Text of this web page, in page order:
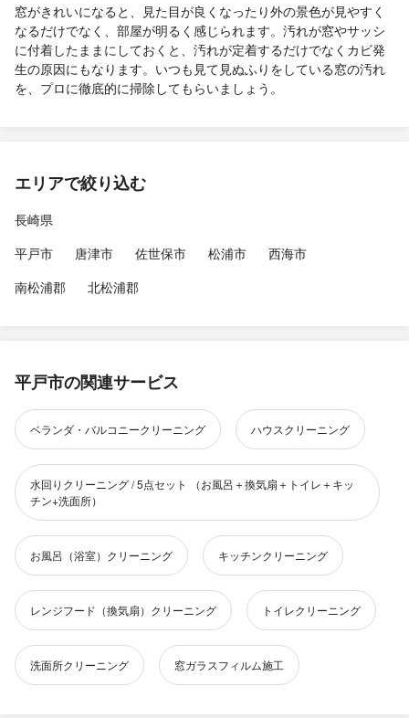
窓がきれいになると、見た目が良くなったり外の景色が見やすく
なるだけでなく、部屋が明るく感じられます。汚れが窓やサッシ
に付着したままにしておくと、汚れが定着するだけでなくカビ発
生の原因にもなります。いつも見て見ぬふりをしている窓の汚れ
を、プロに徹底的に掃除してもらいましょう。
エリアで絞り込む
長崎県
平戸市
唐津市 佐世保市 松浦市
西海市
南松浦郡
北松浦郡
平戸市の関連サービス
ベランダ・バルコニークリーニング ハウスクリーニング
水回りクリーニング / 5点セット （お風呂＋換気扇＋トイレ＋キッ
チン+洗面所）
お風呂（浴室）クリーニング キッチンクリーニング
レンジフード（換気扇）クリーニング トイレクリーニング
洗面所クリーニング 窓ガラスフィルム施工